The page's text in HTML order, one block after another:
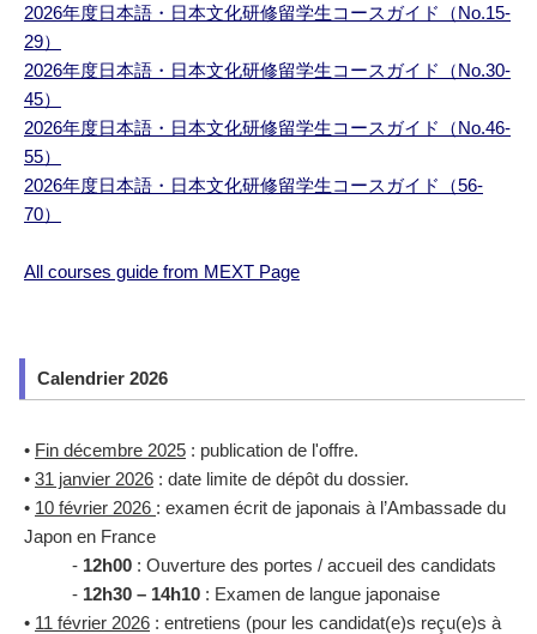
2026年度日本語・日本文化研修留学生コースガイド（No.15-
29）
2026年度日本語・日本文化研修留学生コースガイド（No.30-
45）
2026年度日本語・日本文化研修留学生コースガイド（No.46-
55）
2026年度日本語・日本文化研修留学生コースガイド（56-
70）
All courses guide from MEXT Page
Calendrier 2026
• Fin décembre 2025 : publication de l'offre.
• 31 janvier 2026 : date limite de dépôt du dossier.
• 10 février 2026 : examen écrit de japonais à l’Ambassade du
Japon en France
- 12h00 : Ouverture des portes / accueil des candidats
- 12h30 – 14h10 : Examen de langue japonaise
• 11 février 2026 : entretiens (pour les candidat(e)s reçu(e)s à